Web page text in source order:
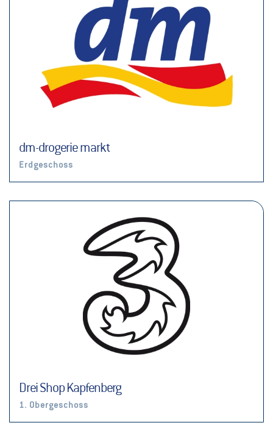
dm-drogerie markt
Erdgeschoss
Drei Shop Kapfenberg
1. Obergeschoss